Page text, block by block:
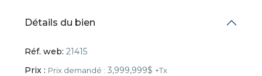
Détails du bien
Réf. web: 21415
Prix : Prix demandé : 3,999,999$ +Tx